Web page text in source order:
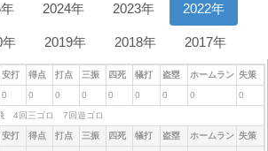
2024年 2023年 2022年
年 2019年 2018年 2017年
安打 得点 打点 三振 四死 犠打 盗塁 ホームラン 失策
0 0 0 0 0 0 0 0 0
4回三ゴロ 7回遊ゴロ
安打 得点 打点 三振 四死 犠打 盗塁 ホームラン 失策